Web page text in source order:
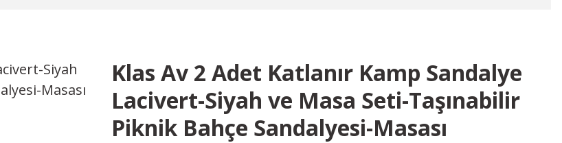
Klas Av 2 Adet Katlanır Kamp Sandalye
Lacivert-Siyah ve Masa Seti-Taşınabilir
Piknik Bahçe Sandalyesi-Masası